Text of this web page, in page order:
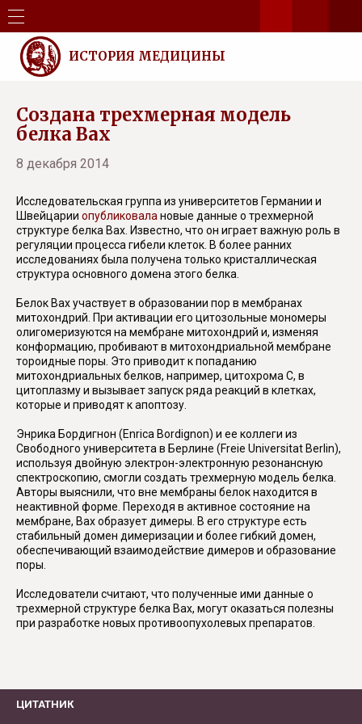
ИСТОРИЯ МЕДИЦИНЫ
Создана трехмерная модель
белка Bax
8 декабря 2014
Исследовательская группа из университетов Германии и
Швейцарии опубликовала новые данные о трехмерной
структуре белка Bax. Известно, что он играет важную роль в
регуляции процесса гибели клеток. В более ранних
исследованиях была получена только кристаллическая
структура основного домена этого белка.
Белок Bax участвует в образовании пор в мембранах
митохондрий. При активации его цитозольные мономеры
олигомеризуются на мембране митохондрий и, изменяя
конформацию, пробивают в митохондриальной мембране
тороидные поры. Это приводит к попаданию
митохондриальных белков, например, цитохрома С, в
цитоплазму и вызывает запуск ряда реакций в клетках,
которые и приводят к апоптозу.
Энрика Бордигнон (Enrica Bordignon) и ее коллеги из
Свободного университета в Берлине (Freie Universitаt Berlin),
используя двойную электрон-электронную резонансную
спектроскопию, смогли создать трехмерную модель белка.
Авторы выяснили, что вне мембраны белок находится в
неактивной форме. Переходя в активное состояние на
мембране, Bax образует димеры. В его структуре есть
стабильный домен димеризации и более гибкий домен,
обеспечивающий взаимодействие димеров и образование
поры.
Исследователи считают, что полученные ими данные о
трехмерной структуре белка Bax, могут оказаться полезны
при разработке новых противоопухолевых препаратов.
ЦИТАТНИК